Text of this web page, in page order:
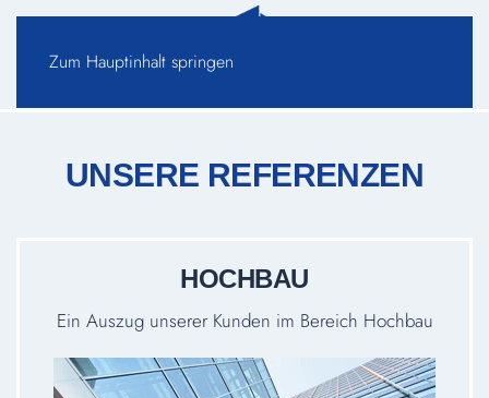
Zum Hauptinhalt springen
UNSERE REFERENZEN
HOCHBAU
Ein Auszug unserer Kunden im Bereich Hochbau